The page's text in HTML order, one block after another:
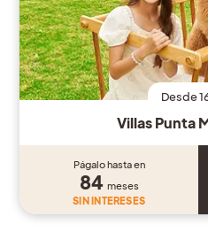
Desde
Villas Punta
Págalo hasta en
84 meses
SIN INTERESES